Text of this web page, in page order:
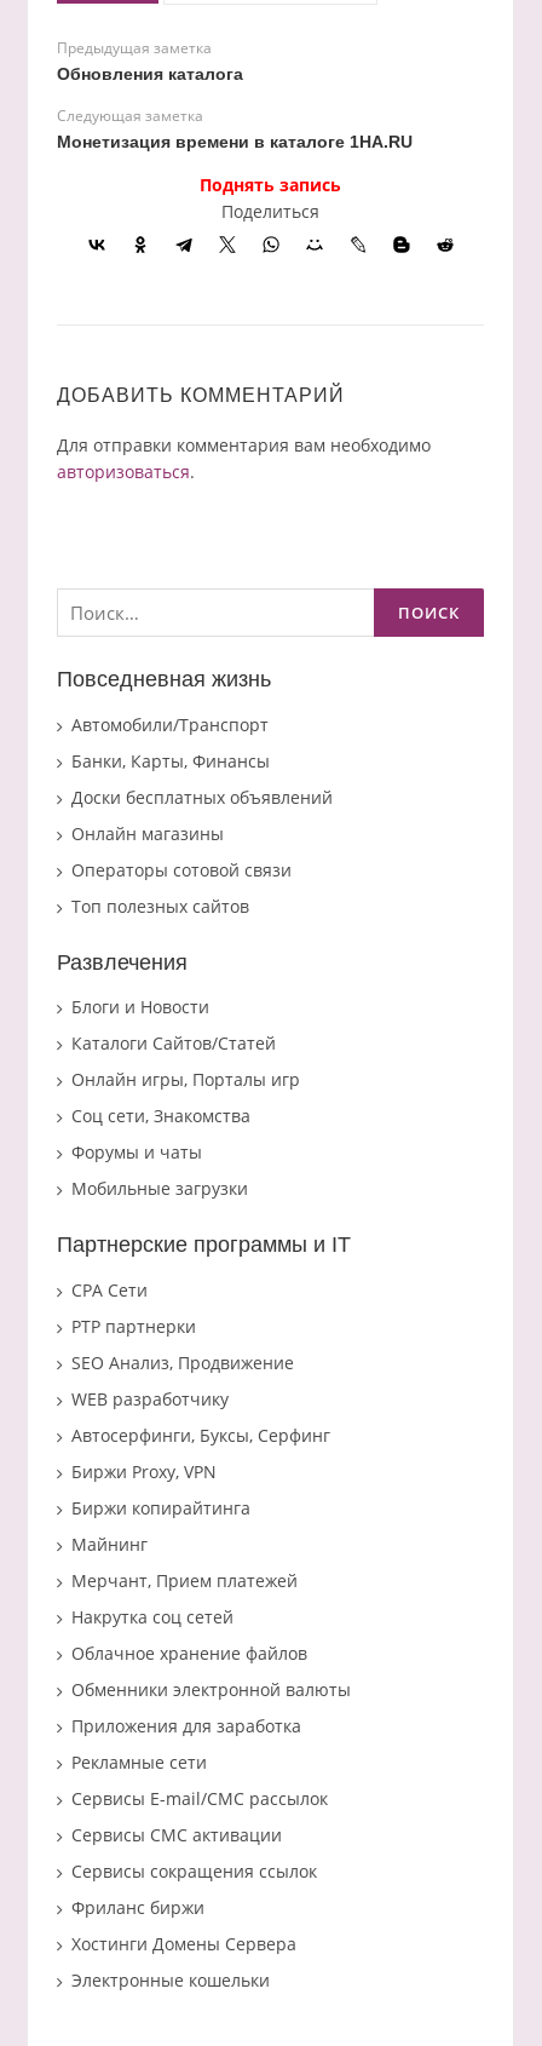
Предыдущая заметка
Обновления каталога
Следующая заметка
Монетизация времени в каталоге 1HA.RU
Поднять запись
Поделиться
ДОБАВИТЬ КОММЕНТАРИЙ
Для отправки комментария вам необходимо
авторизоваться.
Найти:
Повседневная жизнь
Автомобили/Транспорт
Банки, Карты, Финансы
Доски бесплатных объявлений
Онлайн магазины
Операторы сотовой связи
Топ полезных сайтов
Развлечения
Блоги и Новости
Каталоги Сайтов/Статей
Онлайн игры, Порталы игр
Соц сети, Знакомства
Форумы и чаты
Мобильные загрузки
Партнерские программы и IT
CPA Сети
PTP партнерки
SEO Анализ, Продвижение
WEB разработчику
Автосерфинги, Буксы, Серфинг
Биржи Proxy, VPN
Биржи копирайтинга
Майнинг
Мерчант, Прием платежей
Накрутка соц сетей
Облачное хранение файлов
Обменники электронной валюты
Приложения для заработка
Рекламные сети
Сервисы E-mail/СМС рассылок
Сервисы СМС активации
Сервисы сокращения ссылок
Фриланс биржи
Хостинги Домены Сервера
Электронные кошельки